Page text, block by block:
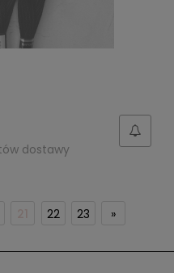
dostawy
22 23 »